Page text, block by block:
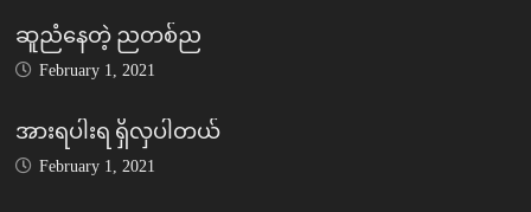
ဆူညံနေတဲ့ ညတစ်ည
February 1, 2021
အားရပါးရ ရှိလှပါတယ်
February 1, 2021